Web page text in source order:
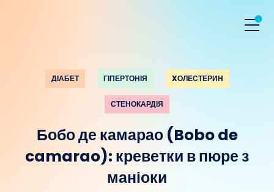
ДІАБЕТ ГІПЕРТОНІЯ XОЛЕСТЕРИН
СТЕНОКАРДІЯ
Бобо де камарао (Bobo de
camarao): креветки в пюре з
маніоки